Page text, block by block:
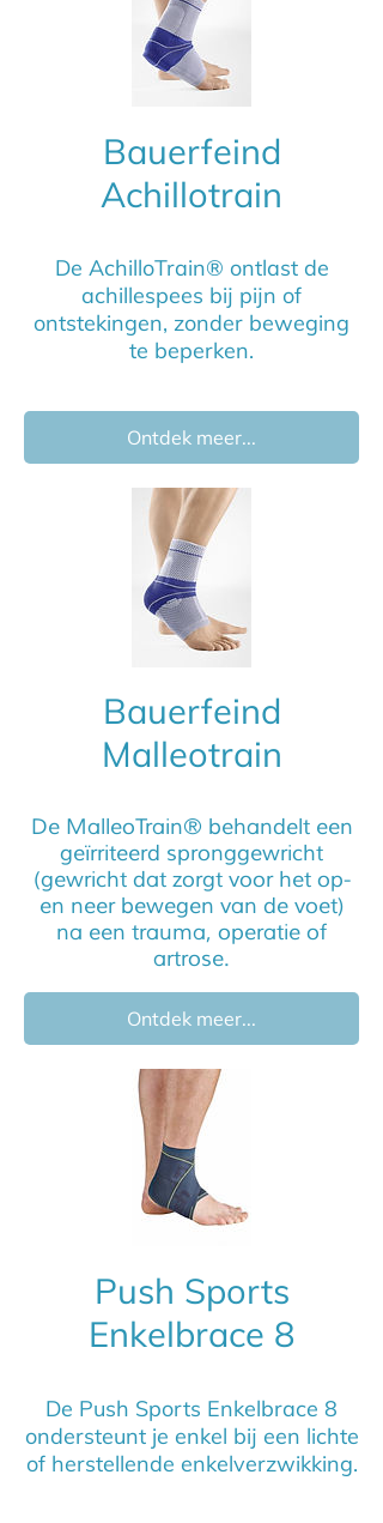
Bauerfeind
Achillotrain
De AchilloTrain® ontlast de
achillespees bij pijn of
ontstekingen, zonder beweging
te beperken.
Ontdek meer...
Bauerfeind
Malleotrain
De MalleoTrain® behandelt een
geïrriteerd spronggewricht
(gewricht dat zorgt voor het op-
en neer bewegen van de voet)
na een trauma, operatie of
artrose.
Ontdek meer...
Push Sports
Enkelbrace 8
De Push Sports Enkelbrace 8
ondersteunt je enkel bij een lichte
of herstellende enkelverzwikking.